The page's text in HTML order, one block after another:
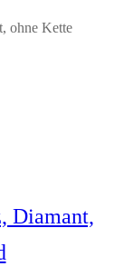
ohne Kette
Diamant,